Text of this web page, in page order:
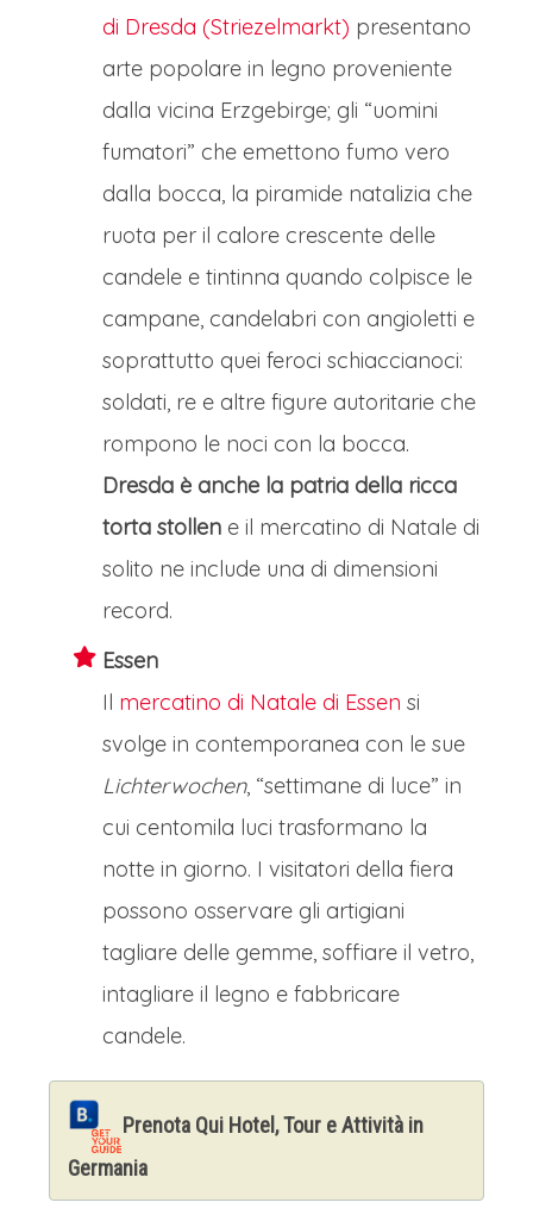
di Dresda (Striezelmarkt) presentano
arte popolare in legno proveniente
dalla vicina Erzgebirge; gli “uomini
fumatori” che emettono fumo vero
dalla bocca, la piramide natalizia che
ruota per il calore crescente delle
candele e tintinna quando colpisce le
campane, candelabri con angioletti e
soprattutto quei feroci schiaccianoci:
soldati, re e altre figure autoritarie che
rompono le noci con la bocca.
Dresda è anche la patria della ricca
torta stollen e il mercatino di Natale di
solito ne include una di dimensioni
record.
Essen
Il mercatino di Natale di Essen si
svolge in contemporanea con le sue
Lichterwochen, “settimane di luce” in
cui centomila luci trasformano la
notte in giorno. I visitatori della fiera
possono osservare gli artigiani
tagliare delle gemme, soffiare il vetro,
intagliare il legno e fabbricare
candele.
Prenota Qui Hotel, Tour e Attività in
Germania